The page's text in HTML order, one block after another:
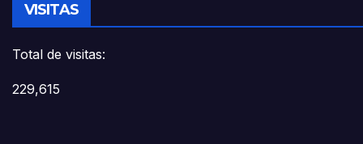
VISITAS
Total de visitas:
229,615